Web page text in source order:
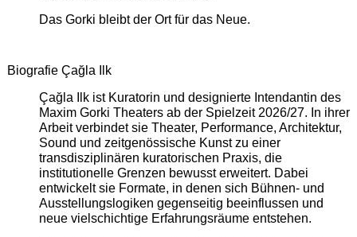
Das Gorki bleibt der Ort für das Neue.
Biografie Çağla Ilk
Çağla Ilk ist Kuratorin und designierte Intendantin des
Maxim Gorki Theaters ab der Spielzeit 2026/27. In ihrer
Arbeit verbindet sie Theater, Performance, Architektur,
Sound und zeitgenössische Kunst zu einer
transdisziplinären kuratorischen Praxis, die
institutionelle Grenzen bewusst erweitert. Dabei
entwickelt sie Formate, in denen sich Bühnen- und
Ausstellungslogiken gegenseitig beeinflussen und
neue vielschichtige Erfahrungsräume entstehen.